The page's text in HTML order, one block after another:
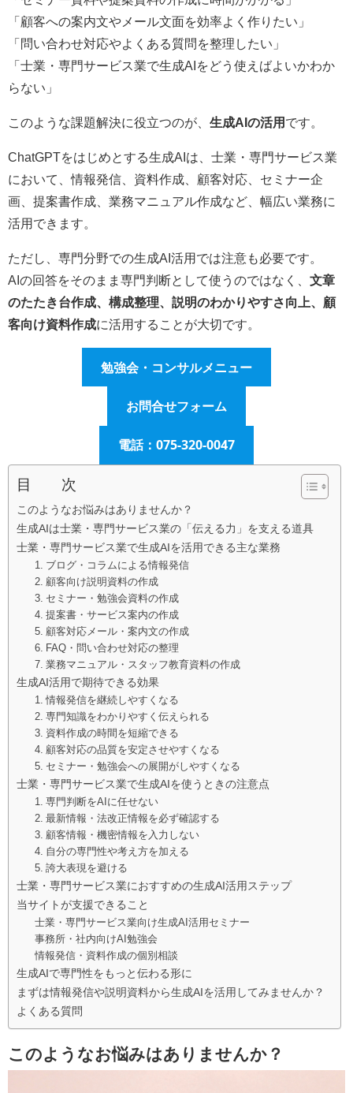
「顧客への案内文やメール文面を効率よく作りたい」
「問い合わせ対応やよくある質問を整理したい」
「士業・専門サービス業で生成AIをどう使えばよいかわか
らない」
このような課題解決に役立つのが、 生成AIの活用 です。
ChatGPTをはじめとする生成AIは、士業・専門サービス業
において、情報発信、資料作成、顧客対応、セミナー企
画、提案書作成、業務マニュアル作成など、幅広い業務に
活用できます。
ただし、専門分野での生成AI活用では注意も必要です。
AIの回答をそのまま専門判断として使うのではなく、 文章
のたたき台作成、構成整理、説明のわかりやすさ向上、顧
客向け資料作成に活用することが大切です。
勉強会・コンサルメニュー
お問合せフォーム
電話：075-320-0047
目 次
このようなお悩みはありませんか？
生成AIは士業・専門サービス業の「伝える力」を支える道具
士業・専門サービス業で生成AIを活用できる主な業務
1. ブログ・コラムによる情報発信
2. 顧客向け説明資料の作成
3. セミナー・勉強会資料の作成
4. 提案書・サービス案内の作成
5. 顧客対応メール・案内文の作成
6. FAQ・問い合わせ対応の整理
7. 業務マニュアル・スタッフ教育資料の作成
生成AI活用で期待できる効果
1. 情報発信を継続しやすくなる
2. 専門知識をわかりやすく伝えられる
3. 資料作成の時間を短縮できる
4. 顧客対応の品質を安定させやすくなる
5. セミナー・勉強会への展開がしやすくなる
士業・専門サービス業で生成AIを使うときの注意点
1. 専門判断をAIに任せない
2. 最新情報・法改正情報を必ず確認する
3. 顧客情報・機密情報を入力しない
4. 自分の専門性や考え方を加える
5. 誇大表現を避ける
士業・専門サービス業におすすめの生成AI活用ステップ
当サイトが支援できること
士業・専門サービス業向け生成AI活用セミナー
事務所・社内向けAI勉強会
情報発信・資料作成の個別相談
生成AIで専門性をもっと伝わる形に
まずは情報発信や説明資料から生成AIを活用してみませんか？
よくある質問
このようなお悩みはありませんか？